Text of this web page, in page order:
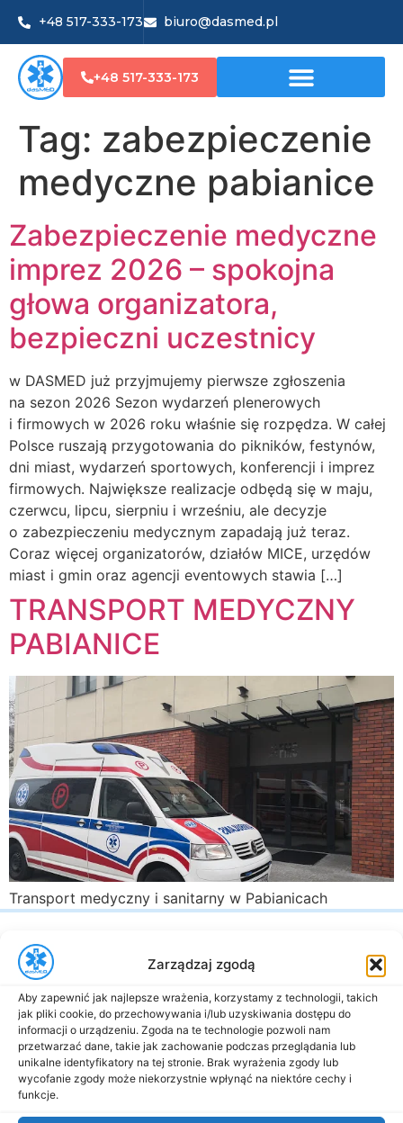
Zarządzaj zgodą
Aby zapewnić jak najlepsze wrażenia, korzystamy z technologii, takich
jak pliki cookie, do przechowywania i/lub uzyskiwania dostępu do
informacji o urządzeniu. Zgoda na te technologie pozwoli nam
przetwarzać dane, takie jak zachowanie podczas przeglądania lub
unikalne identyfikatory na tej stronie. Brak wyrażenia zgody lub
wycofanie zgody może niekorzystnie wpłynąć na niektóre cechy i
funkcje.
+48 517-333-173 biuro@dasmed.pl
+48 517-333-173
Tag: zabezpieczenie
medyczne pabianice
Zabezpieczenie medyczne
imprez 2026 – spokojna
głowa organizatora,
bezpieczni uczestnicy
w DASMED już przyjmujemy pierwsze zgłoszenia
na sezon 2026 Sezon wydarzeń plenerowych
i firmowych w 2026 roku właśnie się rozpędza. W całej
Polsce ruszają przygotowania do pikników, festynów,
dni miast, wydarzeń sportowych, konferencji i imprez
firmowych. Największe realizacje odbędą się w maju,
czerwcu, lipcu, sierpniu i wrześniu, ale decyzje
o zabezpieczeniu medycznym zapadają już teraz.
Coraz więcej organizatorów, działów MICE, urzędów
miast i gmin oraz agencji eventowych stawia […]
TRANSPORT MEDYCZNY
PABIANICE
Transport medyczny i sanitarny w Pabianicach
al. Marsz. Józefa Piłsudskiego 143
92-301 Łódź
+48 517-333-173
biuro@dasmed.pl